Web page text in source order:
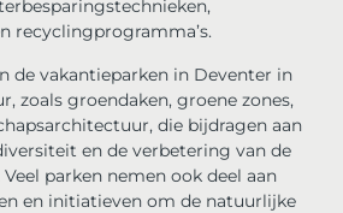
recyclingprogramma’s.
de vakantieparken in Deventer in
zoals groendaken, groene zones,
die bijdragen aan
en de verbetering van de
parken nemen ook deel aan
en initiatieven om de natuurlijke